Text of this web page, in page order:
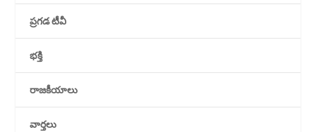
ప్రగడ టీవీ
భక్తి
రాజకీయాలు
వార్తలు